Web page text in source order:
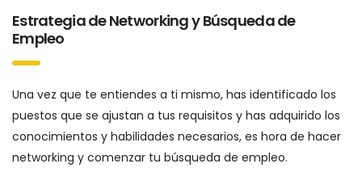
Estrategia de Networking y Búsqueda de
Empleo
Una vez que te entiendes a ti mismo, has identificado los
puestos que se ajustan a tus requisitos y has adquirido los
conocimientos y habilidades necesarios, es hora de hacer
networking y comenzar tu búsqueda de empleo.